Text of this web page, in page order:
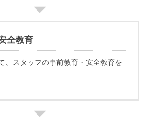
全教育
、スタッフの事前教育・安全教育を